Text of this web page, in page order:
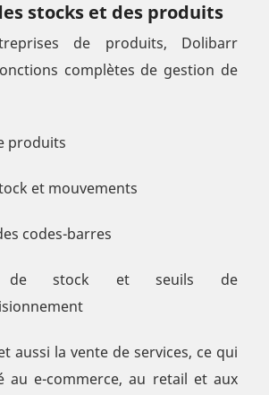
stocks et des produits
de produits, Dolibarr
complètes de gestion de
produits
et mouvements
codes-barres
de stock et seuils de
aussi la vente de services, ce qui
au e-commerce, au retail et aux